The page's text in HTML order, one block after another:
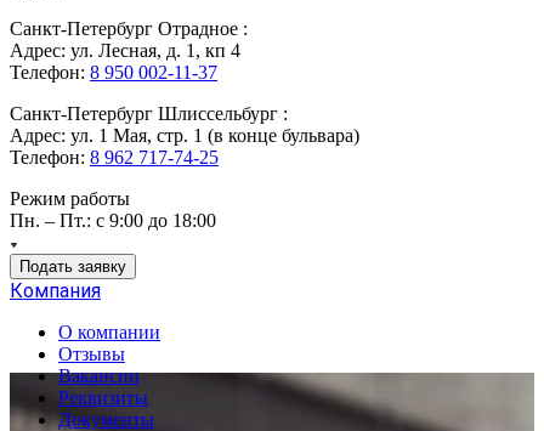
Санкт-Петербург Отрадное :
Адрес: ул. Лесная, д. 1, кп 4
Телефон: 8 950 002-11-37
Санкт-Петербург Шлиссельбург :
Адрес: ул. 1 Мая, стр. 1 (в конце бульвара)
Телефон: 8 962 717-74-25
Режим работы
Пн. – Пт.: с 9:00 до 18:00
Подать заявку
Компания
О компании
Отзывы
Вакансии
Реквизиты
Документы